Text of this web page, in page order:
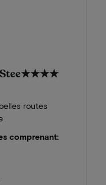
★★★★
routes
comprenant: